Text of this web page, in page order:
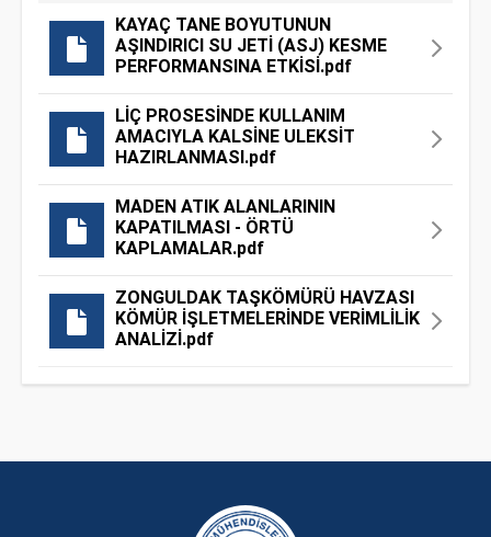
KAYAÇ TANE BOYUTUNUN
AŞINDIRICI SU JETİ (ASJ) KESME
PERFORMANSINA ETKİSİ.pdf
LİÇ PROSESİNDE KULLANIM
AMACIYLA KALSİNE ULEKSİT
HAZIRLANMASI.pdf
MADEN ATIK ALANLARININ
KAPATILMASI - ÖRTÜ
KAPLAMALAR.pdf
ZONGULDAK TAŞKÖMÜRÜ HAVZASI
KÖMÜR İŞLETMELERİNDE VERİMLİLİK
ANALİZİ.pdf